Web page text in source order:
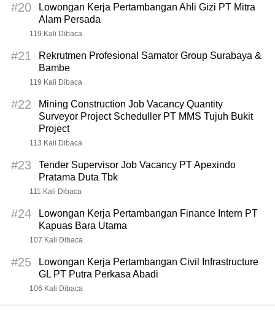
#20
Lowongan Kerja Pertambangan Ahli Gizi PT Mitra
Alam Persada
119 Kali Dibaca
#21
Rekrutmen Profesional Samator Group Surabaya &
Bambe
119 Kali Dibaca
#22
Mining Construction Job Vacancy Quantity
Surveyor Project Scheduller PT MMS Tujuh Bukit
Project
113 Kali Dibaca
#23
Tender Supervisor Job Vacancy PT Apexindo
Pratama Duta Tbk
111 Kali Dibaca
#24
Lowongan Kerja Pertambangan Finance Intern PT
Kapuas Bara Utama
107 Kali Dibaca
#25
Lowongan Kerja Pertambangan Civil Infrastructure
GL PT Putra Perkasa Abadi
106 Kali Dibaca